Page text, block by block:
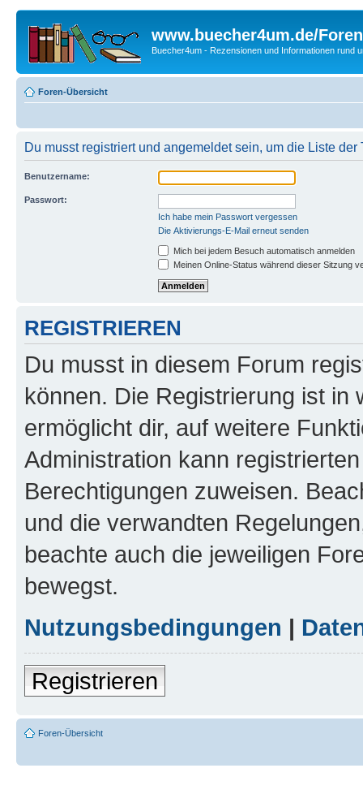
www.buecher4um.de/Foren
Buecher4um - Rezensionen und Informationen rund
Foren-Übersicht
Du musst registriert und angemeldet sein, um die Liste
Benutzername:
Passwort:
Ich habe mein Passwort vergessen
Die Aktivierungs-E-Mail erneut senden
Mich bei jedem Besuch automatisch anmelden
Meinen Online-Status während dieser Sitzung
REGISTRIEREN
Du musst in diesem Forum
können. Die Registrierung ist in
ermöglicht dir, auf weitere
Administration kann
Berechtigungen zuweisen.
und die verwandten
beachte auch die jeweiligen
bewegst.
Nutzungsbedingungen |
Registrieren
Foren-Übersicht